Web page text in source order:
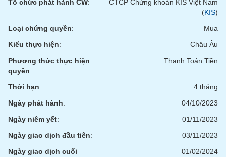
Tổ chức phát hành CW:
CTCP Chứng khoán KIS Việt Nam
(KIS)
Loại chứng quyền:
Mua
Kiểu thực hiện:
Châu Âu
Phương thức thực hiện
quyền:
Thanh Toán Tiền
Thời hạn:
4 tháng
Ngày phát hành:
04/10/2023
Ngày niêm yết:
01/11/2023
Ngày giao dịch đầu tiên:
03/11/2023
Ngày giao dịch cuối
01/02/2024